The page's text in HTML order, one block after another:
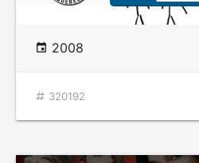
2008
320192